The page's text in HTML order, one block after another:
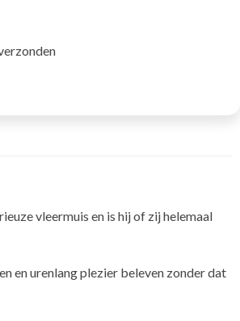
vleermuis en is hij of zij helemaal
en urenlang plezier beleven zonder dat